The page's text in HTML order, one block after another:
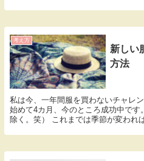
考え方
新しい
方法
私は今、一年間服を買わないチャレ
始めて4カ月、今のところ成功中で
除く。笑） これまでは季節が変われ